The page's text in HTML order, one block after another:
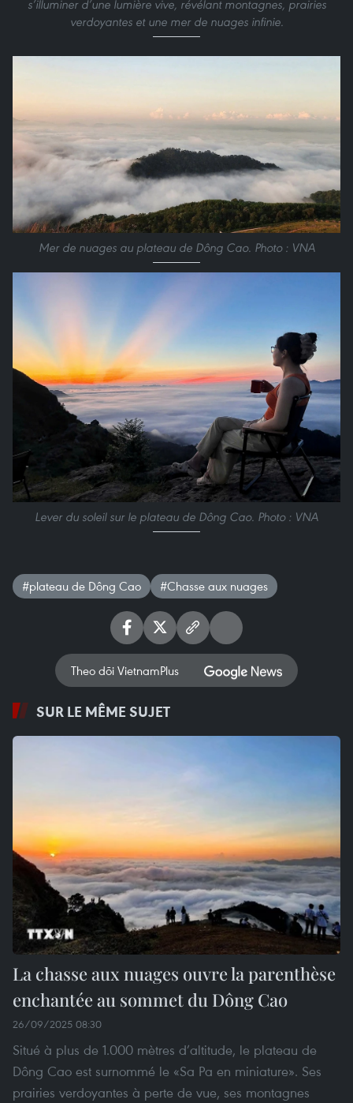
s’illuminer d’une lumière vive, révélant montagnes, prairies
verdoyantes et une mer de nuages infinie.
Mer de nuages au plateau de Dông Cao. Photo : VNA
Lever du soleil sur le plateau de Dông Cao. Photo : VNA
#plateau de Dông Cao #Chasse aux nuages
Theo dõi VietnamPlus
SUR LE MÊME SUJET
La chasse aux nuages ouvre la parenthèse
enchantée au sommet du Dông Cao
26/09/2025 08:30
Situé à plus de 1.000 mètres d’altitude, le plateau de
Dông Cao est surnommé le «Sa Pa en miniature». Ses
prairies verdoyantes à perte de vue, ses montagnes